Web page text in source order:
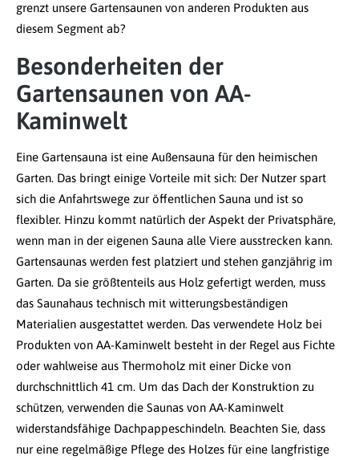
grenzt unsere Gartensaunen von anderen Produkten aus
diesem Segment ab?
Besonderheiten der
Gartensaunen von AA-
Kaminwelt
Eine Gartensauna ist eine Außensauna für den heimischen
Garten. Das bringt einige Vorteile mit sich: Der Nutzer spart
sich die Anfahrtswege zur öffentlichen Sauna und ist so
flexibler. Hinzu kommt natürlich der Aspekt der Privatsphäre,
wenn man in der eigenen Sauna alle Viere ausstrecken kann.
Gartensaunas werden fest platziert und stehen ganzjährig im
Garten. Da sie größtenteils aus Holz gefertigt werden, muss
das Saunahaus technisch mit witterungsbeständigen
Materialien ausgestattet werden. Das verwendete Holz bei
Produkten von AA-Kaminwelt besteht in der Regel aus Fichte
oder wahlweise aus Thermoholz mit einer Dicke von
durchschnittlich 41 cm. Um das Dach der Konstruktion zu
schützen, verwenden die Saunas von AA-Kaminwelt
widerstandsfähige Dachpappeschindeln. Beachten Sie, dass
nur eine regelmäßige Pflege des Holzes für eine langfristige